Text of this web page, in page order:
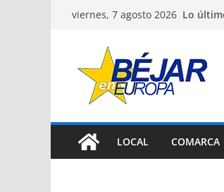
Saltarviernes, 7 agosto 2026 Lo
LOCAL COMARCA